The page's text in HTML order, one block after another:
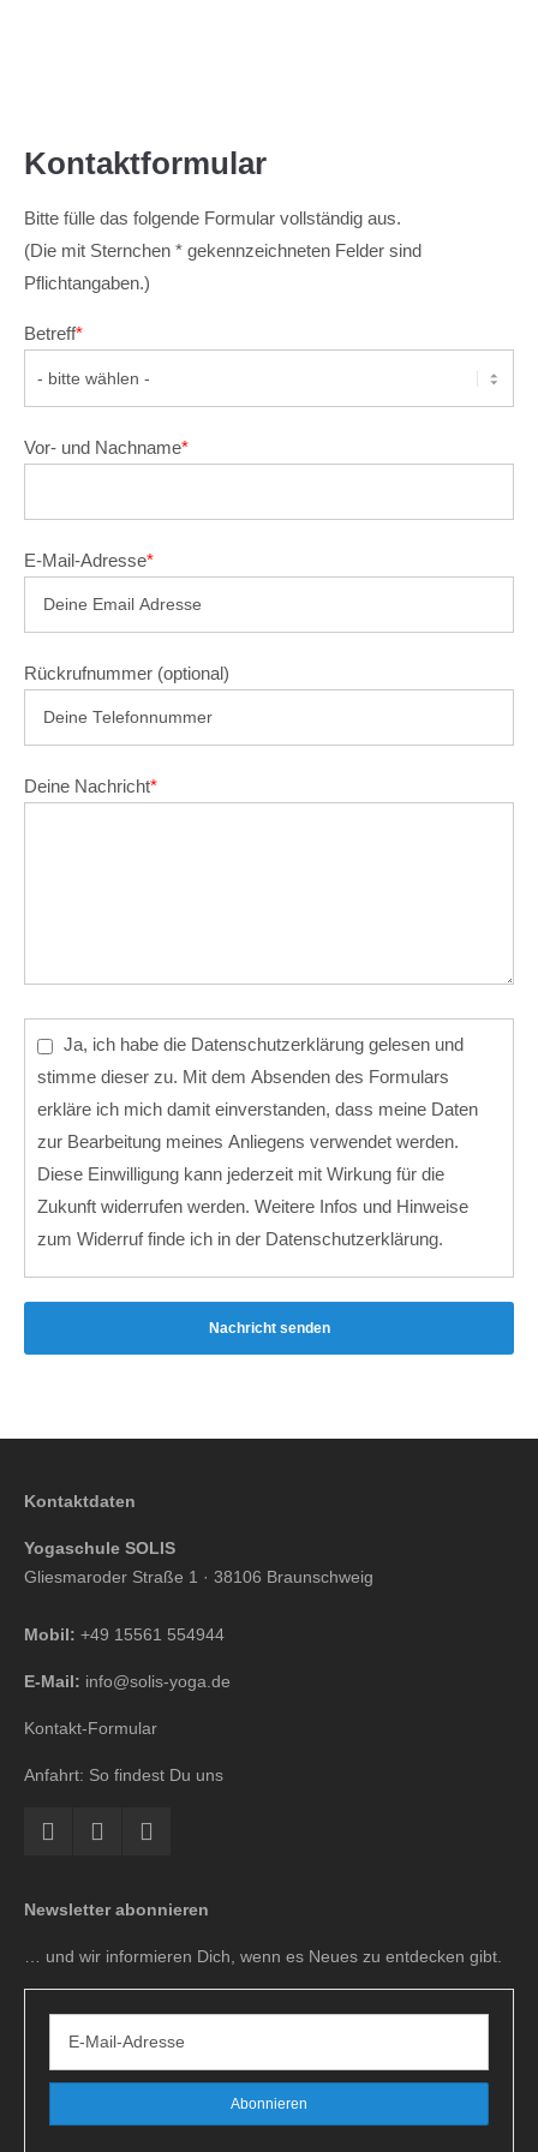
Kontaktformular
Bitte fülle das folgende Formular vollständig aus.
(Die mit Sternchen * gekennzeichneten Felder sind
Pflichtangaben.)
Betreff*
Vor- und Nachname*
E-Mail-Adresse*
Rückrufnummer (optional)
Deine Nachricht*
Ja, ich habe die Datenschutzerklärung gelesen und
stimme dieser zu. Mit dem Absenden des Formulars
erkläre ich mich damit einverstanden, dass meine Daten
zur Bearbeitung meines Anliegens verwendet werden.
Diese Einwilligung kann jederzeit mit Wirkung für die
Zukunft widerrufen werden. Weitere Infos und Hinweise
zum Widerruf finde ich in der Datenschutzerklärung.
Nachricht senden
Kontaktdaten
Yogaschule SOLIS
Gliesmaroder Straße 1 · 38106 Braunschweig
Mobil: +49 15561 554944
E-Mail: info@solis-yoga.de
Kontakt-Formular
Anfahrt: So findest Du uns
Newsletter abonnieren
… und wir informieren Dich, wenn es Neues zu entdecken gibt.